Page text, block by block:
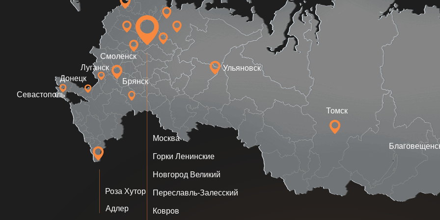
Роза Хутор
Адлер
Переславль-Залесский
Ковров
Белые столбы
Монино
Концепция, графический дизайн,
сценарий выставки, застройка,
мультимедиа, VR и AR, экономика музея,
мерчандайзинг